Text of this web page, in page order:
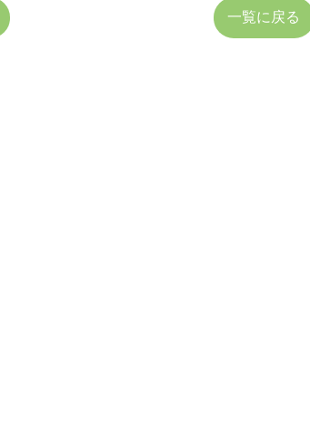
一覧に戻る